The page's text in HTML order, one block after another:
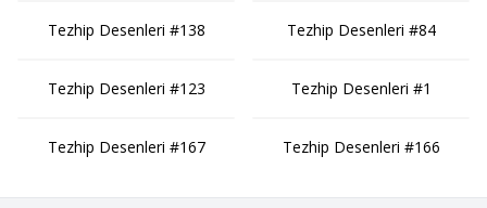
Tezhip Desenleri #138
Tezhip Desenleri #123
Tezhip Desenleri #167
Tezhip Desenleri #84
Tezhip Desenleri #1
Tezhip Desenleri #166